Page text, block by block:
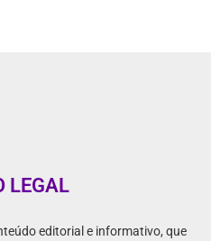
LEGAL
editorial e informativo, que